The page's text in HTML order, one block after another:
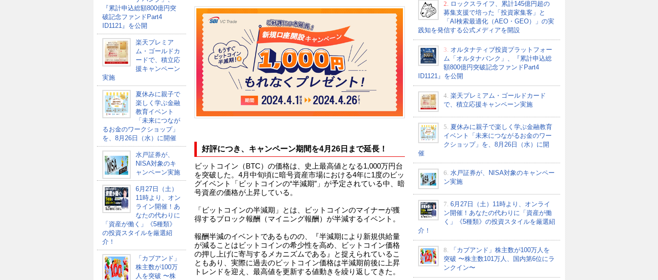
『累計申込総額800億円突
破記念ファンドPart4
ID1121』を公開
楽天プレミア
ム・ゴールドカ
ードで、積立応
援キャンペーン
実施
夏休みに親子で
楽しく学ぶ金融
教育イベント
「未来につなが
るお金のワークショップ」
を、8月26日（水）に開催
水戸証券が、
NISA対象のキ
ャンペーン実施
6月27日（土）
11時より、オン
ライン開催！あ
なたの代わりに
「資産が働く」《5種類》
の投資スタイルを厳選紹
介！
「カブアンド」
株主数が100万
人を突破 〜株
好評につき、キャンペーン期間を4月26日まで延長！
ビットコイン（BTC）の価格は、史上最高値となる1,000万円台
を突破した。4月中旬頃に暗号資産市場における4年に1度のビッ
グイベント「ビットコインの“半減期”」が予定されている中、暗
号資産の価格が上昇している。
「ビットコインの半減期」とは、ビットコインのマイナーが獲
得するブロック報酬（マイニング報酬）が半減するイベント。
報酬半減のイベントであるものの、『半減期により新規供給量
が減ることはビットコインの希少性を高め、ビットコイン価格
の押し上げに寄与するメカニズムである』と捉えられているこ
ともあり、実際に過去のビットコイン価格は半減期前後に上昇
トレンドを迎え、最高値を更新する値動きを繰り返してきた。
2.
ロックスライフ、累計145億円超の
募集支援で培った「投資家集客」と
「AI検索最適化（AEO・GEO）」の実
践知を発信する公式メディアを開設
3. オルタナティブ投資プラットフォー
ム「オルタナバンク」、『累計申込総
額800億円突破記念ファンドPart4
ID1121』を公開
4. 楽天プレミアム・ゴールドカード
で、積立応援キャンペーン実施
5. 夏休みに親子で楽しく学ぶ金融教育
イベント「未来につながるお金のワー
クショップ」を、8月26日（水）に開
催
6. 水戸証券が、NISA対象のキャンペー
ン実施
7. 6月27日（土）11時より、オンライ
ン開催！あなたの代わりに「資産が働
く」《5種類》の投資スタイルを厳選紹
介！
8.
「カブアンド」株主数が100万人を
突破 〜株主数101万人、国内第6位にラ
ンクイン〜